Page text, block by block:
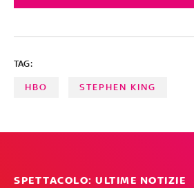
deve morire', 'It' e 'Il miglio verde'
TAG:
HBO STEPHEN KING
SPETTACOLO: ULTIME NOTIZIE